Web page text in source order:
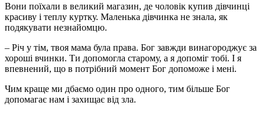
Вони поїхали в великий магазин, де чоловік купив дівчинці
красиву і теплу куртку. Маленька дівчинка не знала, як
подякувати незнайомцю.
– Річ у тім, твоя мама була права. Бог завжди винагороджує за
хороші вчинки. Ти допомогла старому, а я допоміг тобі. І я
впевнений, що в потрібний момент Бог допоможе і мені.
Чим краще ми дбаємо один про одного, тим більше Бог
допомагає нам і захищає від зла.